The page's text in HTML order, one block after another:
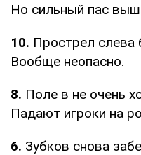
Но сильный пас
10. Прострел
Вообще неопасно.
8. Поле в не очень
Падают игроки на
6. Зубков снова